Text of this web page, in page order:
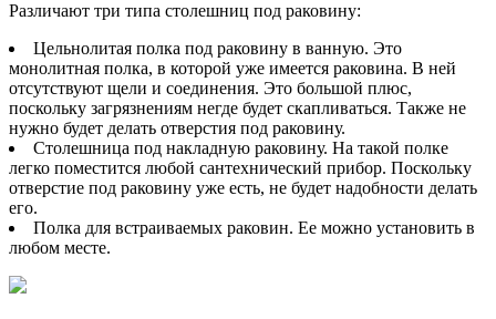
Различают три типа столешниц под раковину:
Цельнолитая полка под раковину в ванную. Это
монолитная полка, в которой уже имеется раковина. В ней
отсутствуют щели и соединения. Это большой плюс,
поскольку загрязнениям негде будет скапливаться. Также не
нужно будет делать отверстия под раковину.
Столешница под накладную раковину. На такой полке
легко поместится любой сантехнический прибор. Поскольку
отверстие под раковину уже есть, не будет надобности делать
его.
Полка для встраиваемых раковин. Ее можно установить в
любом месте.